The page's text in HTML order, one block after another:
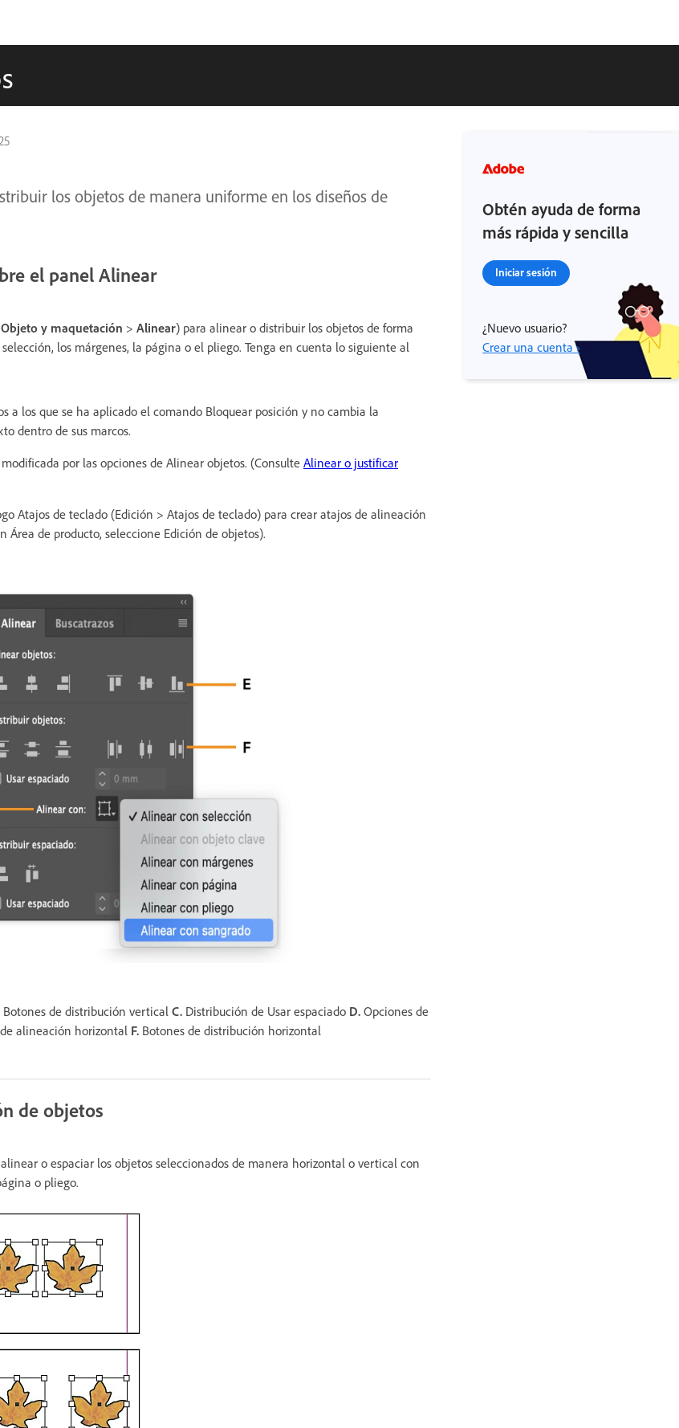
los objetos de manera uniforme en los diseños de
el panel Alinear
Objeto y maquetación > Alinear) para alinear o distribuir los objetos de forma
los márgenes, la página o el pliego. Tenga en cuenta lo siguiente al
a los que se ha aplicado el comando Bloquear posición y no cambia la
dentro de sus marcos.
por las opciones de Alinear objetos. (Consulte Alinear o justificar
Atajos de teclado (Edición > Atajos de teclado) para crear atajos de alineación
Área de producto, seleccione Edición de objetos).
Botones de distribución vertical C. Distribución de Usar espaciado D. Opciones de
alineación horizontal F. Botones de distribución horizontal
de objetos
o espaciar los objetos seleccionados de manera horizontal o vertical con
o pliego.
Obtén ayuda de forma
más rápida y sencilla
Iniciar sesión
¿Nuevo usuario?
Crear una cuenta ›